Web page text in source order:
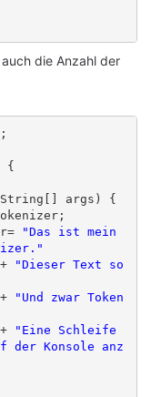
die Anzahl der
{
args) {
"Das ist mein
				+
"Dieser Text so
				+
"Und zwar Token
				+
"Eine Schleife
der Konsole anz